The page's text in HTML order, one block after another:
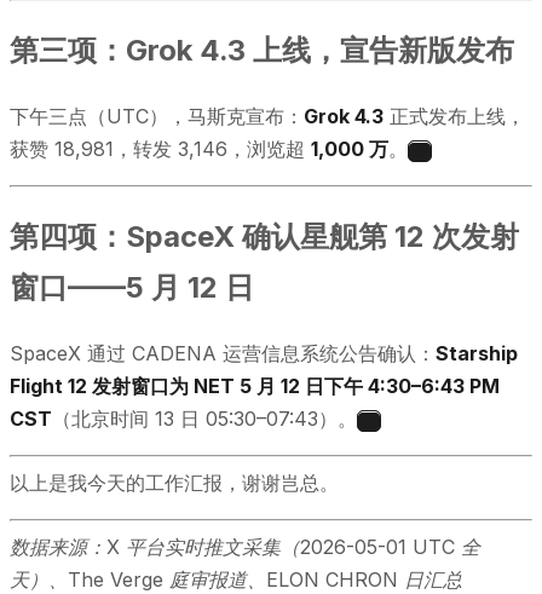
第三项：Grok 4.3 上线，宣告新版发布
下午三点（UTC），马斯克宣布： Grok 4.3 正式发布上线，
获赞 18,981，转发 3,146，浏览超 1,000 万。
第四项：SpaceX 确认星舰第 12 次发射
窗口——5 月 12 日
SpaceX 通过 CADENA 运营信息系统公告确认： Starship
Flight 12 发射窗口为 NET 5 月 12 日下午 4:30–6:43 PM
CST （北京时间 13 日 05:30–07:43）。
以上是我今天的工作汇报，谢谢岂总。
数据来源：X 平台实时推文采集（2026-05-01 UTC 全
天）、The Verge 庭审报道、ELON CHRON 日汇总